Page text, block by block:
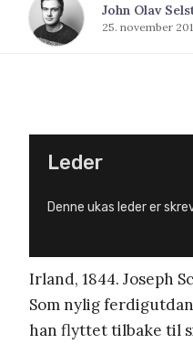
John Olav
25. november
Leder
Denne ukas leder er
Irland, 1844. Joseph
Som nylig
han flyttet tilbake til